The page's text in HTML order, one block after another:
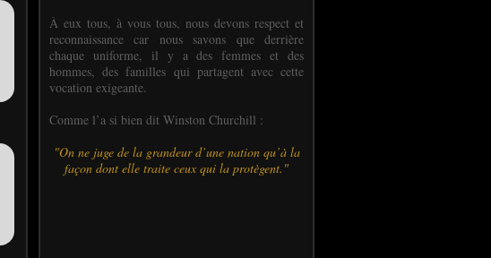
À eux tous, à vous tous, nous devons respect et
reconnaissance car nous savons que derrière
chaque uniforme, il y a des femmes et des
hommes, des familles qui partagent avec cette
vocation exigeante.
Comme l’a si bien dit Winston Churchill :
"On ne juge de la grandeur d’une nation qu’à la
façon dont elle traite ceux qui la protègent."